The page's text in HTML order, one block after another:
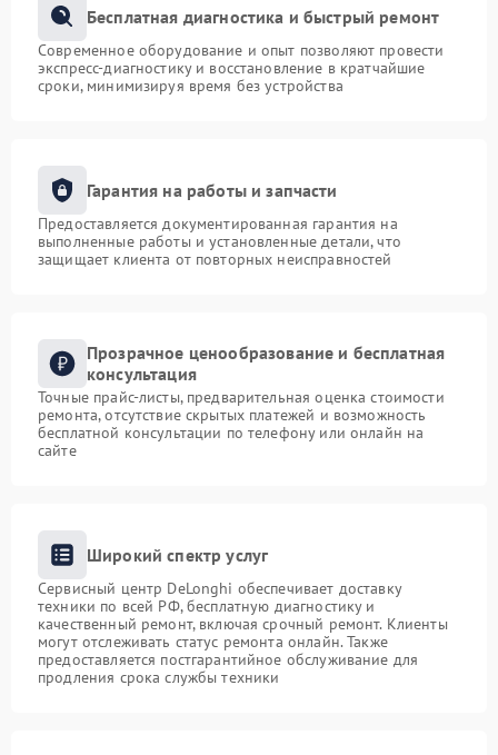
Бесплатная диагностика и быстрый ремонт
Современное оборудование и опыт позволяют провести
экспресс-диагностику и восстановление в кратчайшие
сроки, минимизируя время без устройства
Гарантия на работы и запчасти
Предоставляется документированная гарантия на
выполненные работы и установленные детали, что
защищает клиента от повторных неисправностей
Прозрачное ценообразование и бесплатная
консультация
Точные прайс-листы, предварительная оценка стоимости
ремонта, отсутствие скрытых платежей и возможность
бесплатной консультации по телефону или онлайн на
сайте
Широкий спектр услуг
Сервисный центр DeLonghi обеспечивает доставку
техники по всей РФ, бесплатную диагностику и
качественный ремонт, включая срочный ремонт. Клиенты
могут отслеживать статус ремонта онлайн. Также
предоставляется постгарантийное обслуживание для
продления срока службы техники